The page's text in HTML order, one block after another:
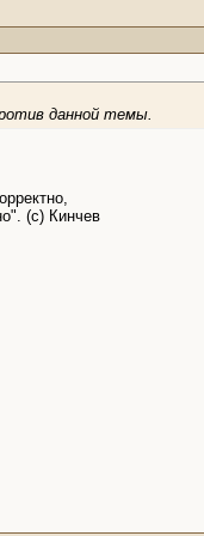
данной темы.
(с) Кинчев